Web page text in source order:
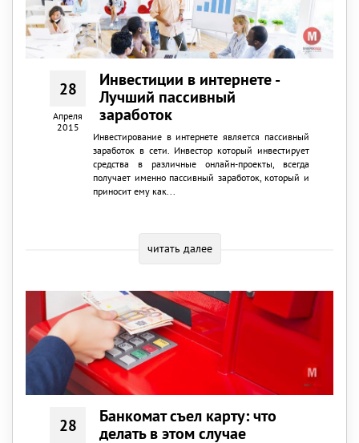
28
Апреля
2015
Инвестиции в интернете -
Лучший пассивный
заработок
Инвестирование в интернете является пассивный
заработок в сети. Инвестор который инвестирует
средства в различные онлайн-проекты, всегда
получает именно пассивный заработок, который и
приносит ему как...
читать далее
28
Банкомат съел карту: что
делать в этом случае